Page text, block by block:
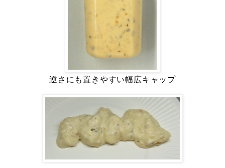
逆さにも置きやすい幅広キャップ